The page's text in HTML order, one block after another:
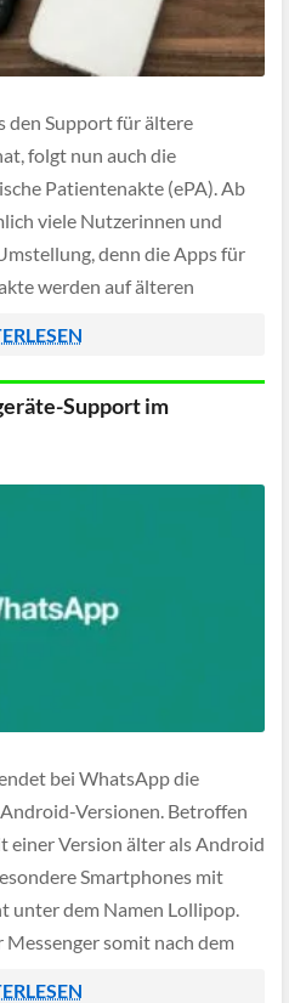
den Support für ältere
folgt nun auch die
Patientenakte (ePA). Ab
viele Nutzerinnen und
denn die Apps für
werden auf älteren
[…]
Support im
bei WhatsApp die
Versionen. Betroffen
einer Version älter als Android
Smartphones mit
unter dem Namen Lollipop.
somit nach dem